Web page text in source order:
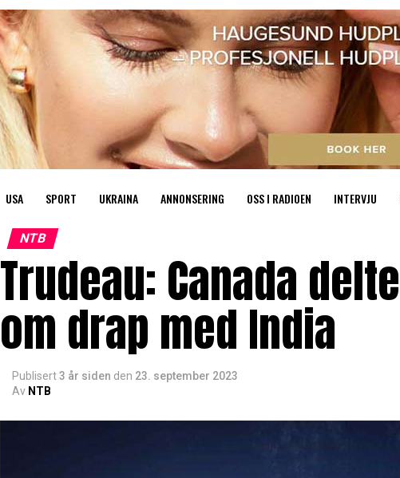
USA SPORT UKRAINA ANNONSERING OSS I RADIOEN INTERVJU
NTB
Trudeau: Canada
om drap med India
Publisert3 år siden den 23. september 2023
Av NTB